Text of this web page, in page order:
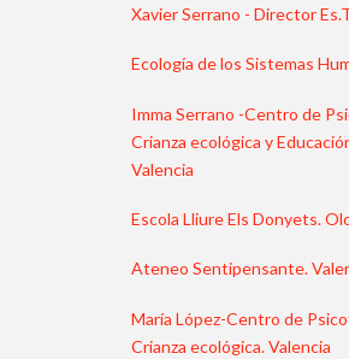
Xavier Serrano - Director
Ecología de los Sistemas
Imma Serrano -Centro de
Crianza ecológica y
Valencia
Escola Lliure Els Donyets.
Ateneo Sentipensante.
María López-Centro de
Crianza ecológica. Valencia